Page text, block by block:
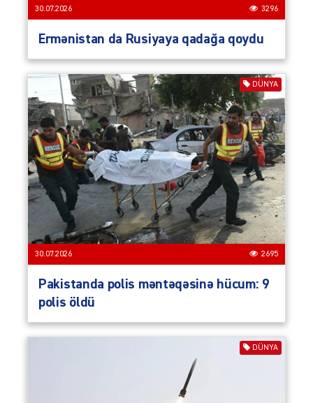
30.07.2026 3296
Ermənistan da Rusiyaya qadağa qoydu
DÜNYA
30.07.2026 2695
Pakistanda polis məntəqəsinə hücum: 9
polis öldü
DÜNYA